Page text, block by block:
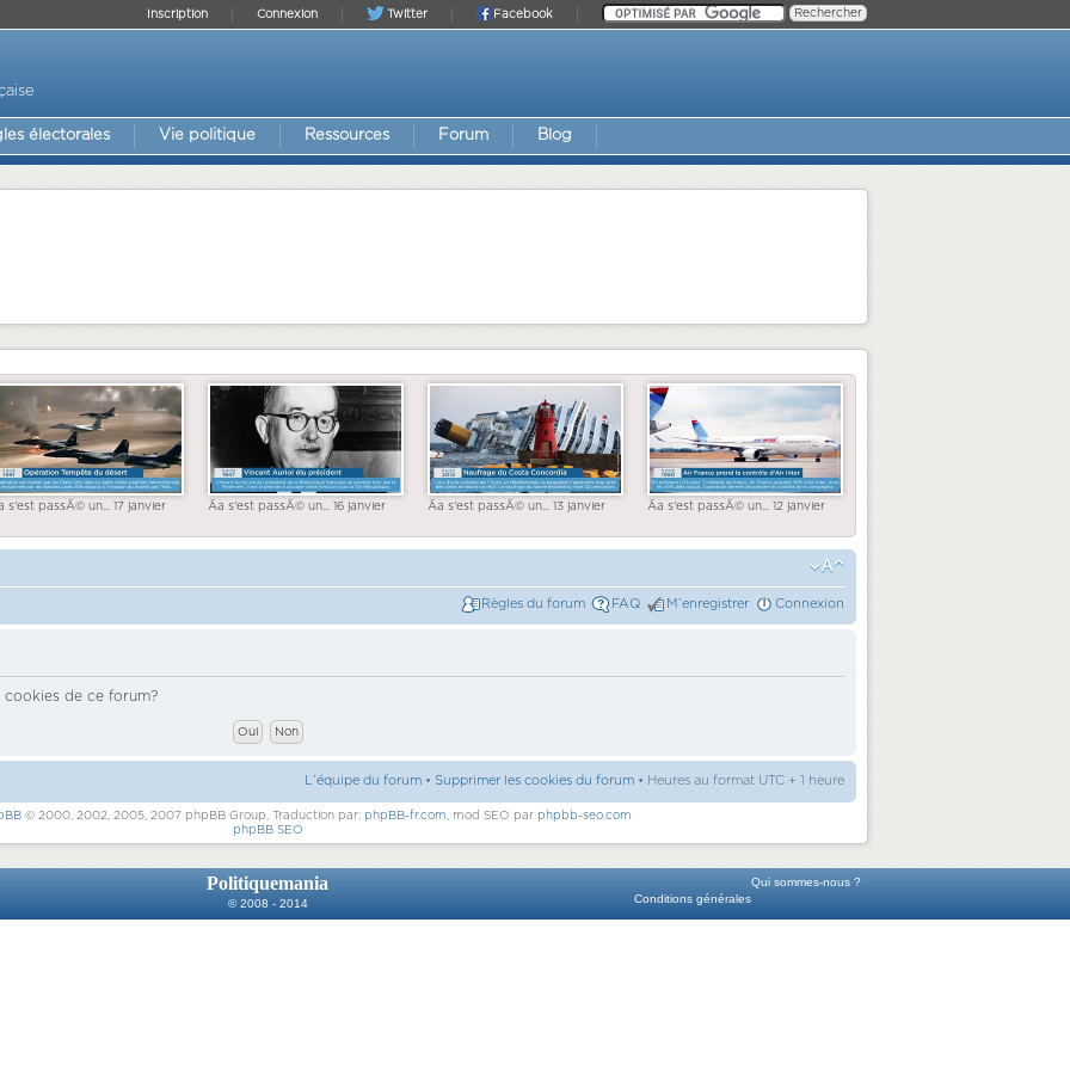
Facebook
Twitter
Connexion
Inscription
électorales Vie politique Ressources Forum Blog
s'est passÃ© un... 17 janvier Ãa s'est passÃ© un... 16 janvier Ãa s'est passÃ© un... 13 janvier Ãa s'est passÃ© un... 12 janvier
Règles du forum FAQ M’enregistrer Connexion
de ce forum?
L’équipe du forum • Supprimer les cookies du forum • Heures au format UTC + 1 heure
© 2000, 2002, 2005, 2007 phpBB Group, Traduction par: phpBB-fr.com, mod SEO par phpbb-seo.com
phpBB SEO
Politiquemania
© 2008 - 2014
Qui sommes-nous ?
Conditions générales